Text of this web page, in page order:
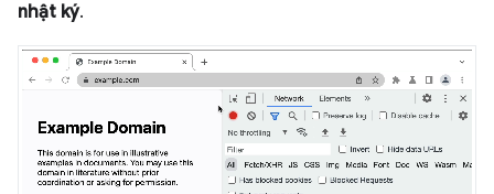
nhật ký.